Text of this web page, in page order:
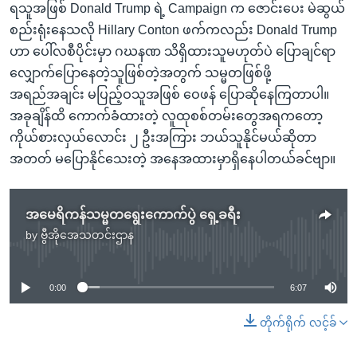
ရသူအဖြစ် Donald Trump ရဲ့ Campaign က ဇောင်းပေး မဲဆွယ်
စည်းရုံးနေသလို Hillary Conton ဖက်ကလည်း Donald Trump
ဟာ ပေါ်လစီပိုင်းမှာ ဂဃနဏ သိရှိထားသူမဟုတ်ပဲ ပြောချင်ရာ
လျှောက်ပြောနေတဲ့သူဖြစ်တဲ့အတွက် သမ္မတဖြစ်ဖို့
အရည်အချင်း မပြည့်ဝသူအဖြစ် ဝေဖန် ပြောဆိုနေကြတာပါ။
အခုချိန်ထိ ကောက်ခံထားတဲ့ လူထုစစ်တမ်းတွေအရကတော့
ကိုယ်စားလှယ်လောင်း ၂ ဦးအကြား ဘယ်သူနိုင်မယ်ဆိုတာ
အတတ် မပြောနိုင်သေးတဲ့ အနေအထားမှာရှိနေပါတယ်ခင်ဗျာ။
အမေရိကန်သမ္မတရွေးကောက်ပွဲ ရှေ့ခရီး
by ဗွီအိုအေသတင်းဌာန
No media source currently available
0:00 6:07
တိုက်ရိုက် လင့်ခ်